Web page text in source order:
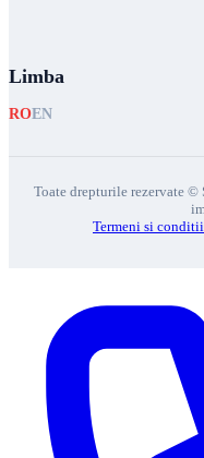
Limba
ROEN
Toate drepturile rezervate
Termeni si conditii